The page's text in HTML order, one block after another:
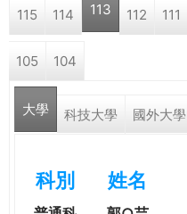
學a
r
e
115 114 113 112 111
105 104
大學 科技大學 國外大學
科別 姓名